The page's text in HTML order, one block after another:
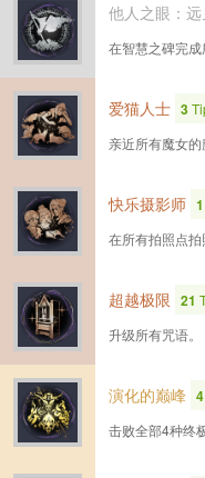
他人之眼：
在智慧之碑完成
爱猫人士 3
亲近所有魔女的
快乐摄影师 1
在所有拍照点拍
超越极限 21
升级所有咒语。
演化的巅峰 4
击败全部4种终